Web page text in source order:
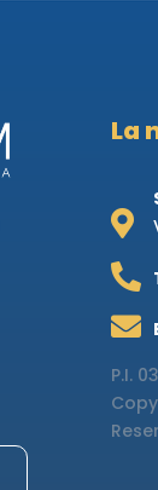
La



P.I.